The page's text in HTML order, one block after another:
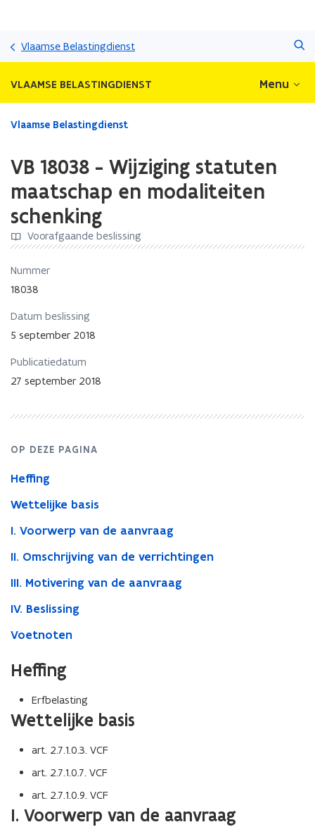
gaan
Vlaamse Belastingdienst
VLAAMSE BELASTINGDIENST Menu
Gedaan
zich
op:
VB
18038
Wijziging
statuten
modaliteiten
Vlaamse Belastingdienst
VB 18038 - Wijziging statuten
maatschap en modaliteiten
schenking
Voorafgaande beslissing
Nummer
18038
Datum beslissing
5 september 2018
Publicatiedatum
27 september 2018
OP DEZE PAGINA
Heffing
Wettelijke basis
I. Voorwerp van de aanvraag
II. Omschrijving van de verrichtingen
III. Motivering van de aanvraag
IV. Beslissing
Voetnoten
Heffing
Erfbelasting
Wettelijke basis
art. 2.7.1.0.3. VCF
art. 2.7.1.0.7. VCF
art. 2.7.1.0.9. VCF
I. Voorwerp van de aanvraag